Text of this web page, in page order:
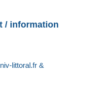
/ information
littoral.fr &